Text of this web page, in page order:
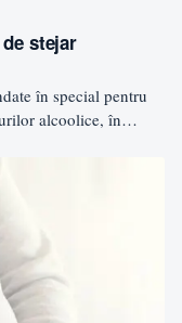
stejar
în special pentru
alcoolice, în…